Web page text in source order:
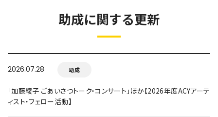
助成に関する更新
2026.07.28 助成
「加藤綾子 ごあいさつトーク・コンサート」ほか【2026年度ACYアーテ
ィスト・フェロー活動】